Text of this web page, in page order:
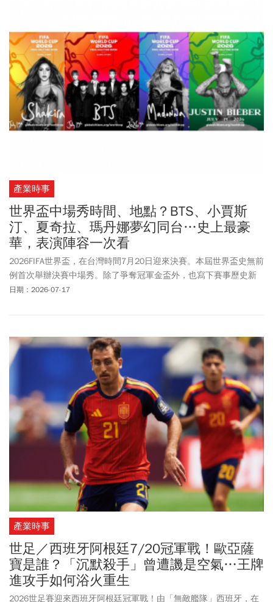
德．貝林漢姆（Jude Bellingham）絕對是場上功臣！在世足8強賽，
助英格蘭以2：1 擊敗挪威！不斷證明自己是世界足壇最具代表性的
年輕球星之一。在2022年「卡達世界盃 」，他就展現超齡成熟、擔
任場上核心關鍵人物。在2026年世界盃，全面扛起球隊重任，多場
比賽有關鍵進球與助攻，是扭轉局勢的「關鍵先生」。近期賽事讓
外界見識到，他在場上的領導能力。年僅23歲的他，不僅擁有成熟
球技與領袖氣質，場外憑藉時尚魅力贏得不少代言，逐漸累積超高
人氣，更成為全球足壇最受矚目新生代巨星。此外，他和挪威球星
產業時事
世界盃中場秀時間、地點？BTS、小賈斯
汀、夏奇拉、瑪丹娜夢幻同台…史上最豪
華，表演陣容一次看
2026FIFA世界盃，在台灣時間7月20日迎來決賽。本屆世界盃史無前
例首次舉辦決賽中場秀。除了爭奪冠軍金盃外，也寫下賽事歷史新
頁！FIFA首度比照美式足球NFL超級盃(Super Bowl)模式，在決賽中
外還有韓團BTS(防彈少年團)、拉丁天后夏奇拉(Shakira)、流行天后
瑪丹娜(Madonna)等演出嘉賓，堪稱近年最豪華的音樂卡司。更讓人
期待這場大型娛樂表演秀！
日期：2026-07-17
產業時事
世足／西班牙阿根廷7/20冠軍戰！歐亞薩
寶是誰？「沉默殺手」曾遭譏是空氣…王牌
進攻手如何浴火重生
2026世足賽迎來西班牙阿根廷冠軍戰！由「無敵艦隊」西班牙，在